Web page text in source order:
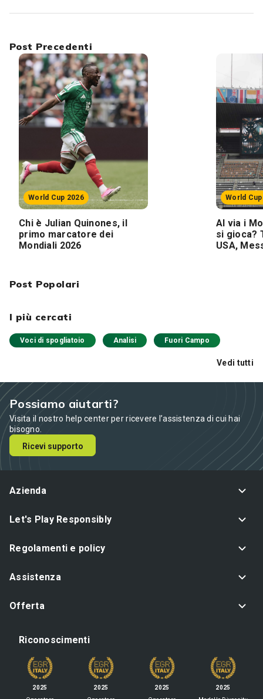
Post Popolari
I più cercati
Voci di spogliatoio Analisi Fuori Campo
Vedi tutti
Post Precedenti
World Cup 2026
Chi è Julian Quinones, il
primo marcatore dei
Mondiali 2026
World
Al via i
si gioca?
USA,
Possiamo aiutarti?
Visita il nostro help center per ricevere l’assistenza di cui hai
bisogno.
Ricevi supporto
Azienda
Let's Play Responsibly
Regolamenti e policy
Assistenza
Offerta
Riconoscimenti
2025
2025
2025
2025